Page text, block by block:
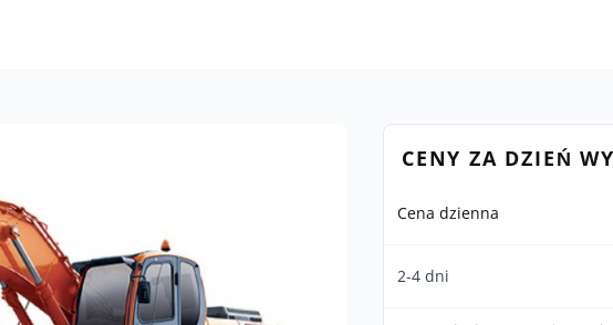
CENY ZA DZIEŃ
Cena dzienna
2-4 dni